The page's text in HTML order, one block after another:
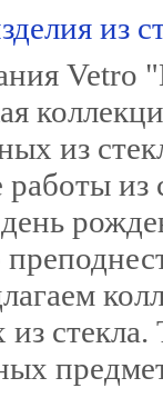
из
Vetro
из
работы